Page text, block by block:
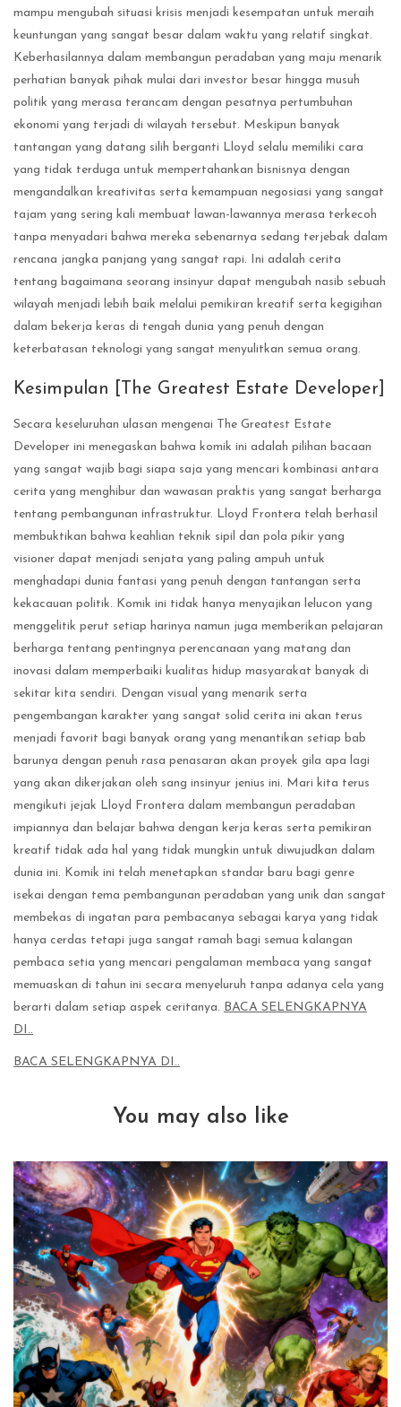
mampu mengubah situasi krisis menjadi kesempatan untuk meraih
keuntungan yang sangat besar dalam waktu yang relatif singkat.
Keberhasilannya dalam membangun peradaban yang maju menarik
perhatian banyak pihak mulai dari investor besar hingga musuh
politik yang merasa terancam dengan pesatnya pertumbuhan
ekonomi yang terjadi di wilayah tersebut. Meskipun banyak
tantangan yang datang silih berganti Lloyd selalu memiliki cara
yang tidak terduga untuk mempertahankan bisnisnya dengan
mengandalkan kreativitas serta kemampuan negosiasi yang sangat
tajam yang sering kali membuat lawan-lawannya merasa terkecoh
tanpa menyadari bahwa mereka sebenarnya sedang terjebak dalam
rencana jangka panjang yang sangat rapi. Ini adalah cerita
tentang bagaimana seorang insinyur dapat mengubah nasib sebuah
wilayah menjadi lebih baik melalui pemikiran kreatif serta kegigihan
dalam bekerja keras di tengah dunia yang penuh dengan
keterbatasan teknologi yang sangat menyulitkan semua orang.
Kesimpulan [The Greatest Estate Developer]
Secara keseluruhan ulasan mengenai The Greatest Estate
Developer ini menegaskan bahwa komik ini adalah pilihan bacaan
yang sangat wajib bagi siapa saja yang mencari kombinasi antara
cerita yang menghibur dan wawasan praktis yang sangat berharga
tentang pembangunan infrastruktur. Lloyd Frontera telah berhasil
membuktikan bahwa keahlian teknik sipil dan pola pikir yang
visioner dapat menjadi senjata yang paling ampuh untuk
menghadapi dunia fantasi yang penuh dengan tantangan serta
kekacauan politik. Komik ini tidak hanya menyajikan lelucon yang
menggelitik perut setiap harinya namun juga memberikan pelajaran
berharga tentang pentingnya perencanaan yang matang dan
inovasi dalam memperbaiki kualitas hidup masyarakat banyak di
sekitar kita sendiri. Dengan visual yang menarik serta
pengembangan karakter yang sangat solid cerita ini akan terus
menjadi favorit bagi banyak orang yang menantikan setiap bab
barunya dengan penuh rasa penasaran akan proyek gila apa lagi
yang akan dikerjakan oleh sang insinyur jenius ini. Mari kita terus
mengikuti jejak Lloyd Frontera dalam membangun peradaban
impiannya dan belajar bahwa dengan kerja keras serta pemikiran
kreatif tidak ada hal yang tidak mungkin untuk diwujudkan dalam
dunia ini. Komik ini telah menetapkan standar baru bagi genre
isekai dengan tema pembangunan peradaban yang unik dan sangat
membekas di ingatan para pembacanya sebagai karya yang tidak
hanya cerdas tetapi juga sangat ramah bagi semua kalangan
pembaca setia yang mencari pengalaman membaca yang sangat
memuaskan di tahun ini secara menyeluruh tanpa adanya cela yang
berarti dalam setiap aspek ceritanya. BACA SELENGKAPNYA
DI..
BACA SELENGKAPNYA DI..
You may also like